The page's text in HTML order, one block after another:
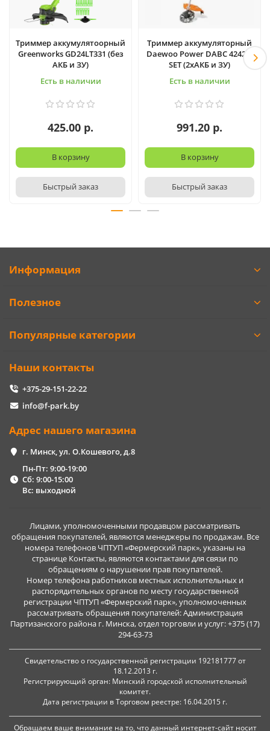
Триммер аккумулятоорный
Greenworks GD24LT331 (без
АКБ и ЗУ)
Есть в наличии
425.00 р.
В корзину
Быстрый заказ
Триммер аккумуляторный
Daewoo Power DABC 4242Li
SET (2хАКБ и ЗУ)
Есть в наличии
991.20 р.
В корзину
Быстрый заказ
Информация
Полезное
Популярные категории
Наши контакты
+375-29-151-22-22
info@f-park.by
Адрес нашего магазина
г. Минск, ул. О.Кошевого, д.8
Пн-Пт: 9:00-19:00
Сб: 9:00-15:00
Вс: выходной
Лицами, уполномоченными продавцом рассматривать
обращения покупателей, являются менеджеры по продажам. Все
номера телефонов ЧПТУП «Фермерский парк», указаны на
странице Контакты, являются контактами для связи по
обращениям о нарушении прав покупателей.
Номер телефона работников местных исполнительных и
распорядительных органов по месту государственной
регистрации ЧПТУП «Фермерский парк», уполномоченных
рассматривать обращения покупателей: Администрация
Партизанского района г. Минска, отдел торговли и услуг: +375 (17)
294-63-73
Свидетельство о государственной регистрации 192181777 от
18.12.2013 г.
Регистрирующий орган: Минский городской исполнительный
комитет.
Дата регистрации в Торговом реестре: 16.04.2015 г.
Обращаем ваше внимание на то, что данный интернет-сайт носит